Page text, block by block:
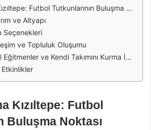
Futbol Tutkunlarının Buluşma Noktası
ve Altyapı
Seçenekleri
ve Topluluk Oluşumu
ve Kendi Takımını Kurma İmkanları
Kızıltepe: Futbol
Buluşma Noktası